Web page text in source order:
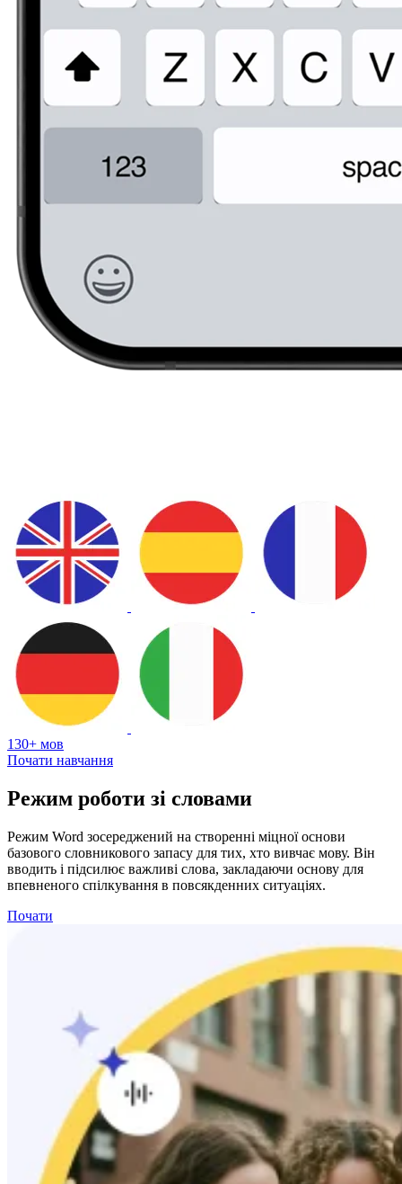
130+ мов
Почати навчання
Режим роботи зі словами
Режим Word зосереджений на створенні міцної основи
базового словникового запасу для тих, хто вивчає мову. Він
вводить і підсилює важливі слова, закладаючи основу для
впевненого спілкування в повсякденних ситуаціях.
Почати